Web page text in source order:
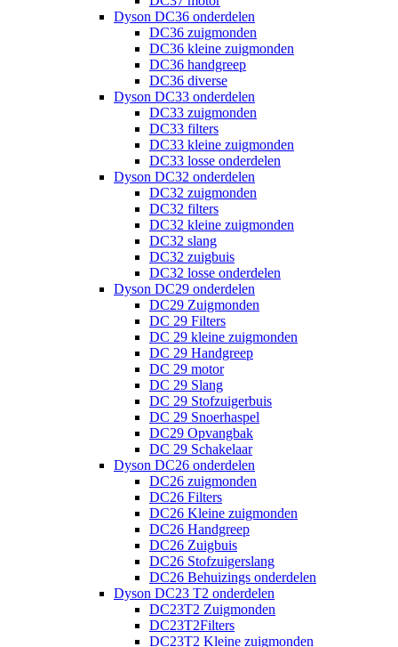
Dyson DC36 onderdelen
DC36 zuigmonden
DC36 kleine zuigmonden
DC36 handgreep
DC36 diverse
Dyson DC33 onderdelen
DC33 zuigmonden
DC33 filters
DC33 kleine zuigmonden
DC33 losse onderdelen
Dyson DC32 onderdelen
DC32 zuigmonden
DC32 filters
DC32 kleine zuigmonden
DC32 slang
DC32 zuigbuis
DC32 losse onderdelen
Dyson DC29 onderdelen
DC29 Zuigmonden
DC 29 Filters
DC 29 kleine zuigmonden
DC 29 Handgreep
DC 29 motor
DC 29 Slang
DC 29 Stofzuigerbuis
DC 29 Snoerhaspel
DC29 Opvangbak
DC 29 Schakelaar
Dyson DC26 onderdelen
DC26 zuigmonden
DC26 Filters
DC26 Kleine zuigmonden
DC26 Handgreep
DC26 Zuigbuis
DC26 Stofzuigerslang
DC26 Behuizings onderdelen
Dyson DC23 T2 onderdelen
DC23T2 Zuigmonden
DC23T2Filters
DC23T2 Kleine zuigmonden